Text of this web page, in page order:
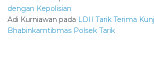
dengan Kepolisian
Adi Kurniawan pada LDII Tarik Terima
Bhabinkamtibmas Polsek Tarik